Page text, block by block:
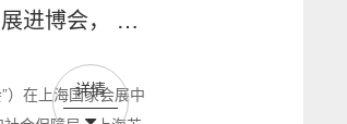
进博会， 现
）在上海国家会展中
详情